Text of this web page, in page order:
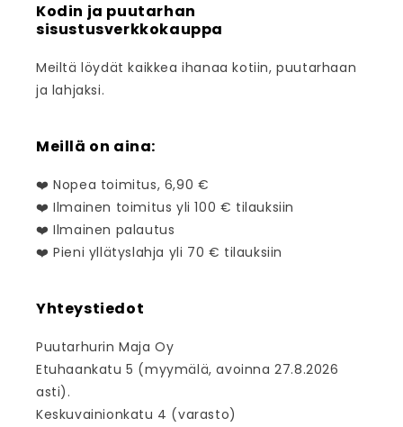
Kodin ja puutarhan
sisustusverkkokauppa
Meiltä löydät kaikkea ihanaa kotiin, puutarhaan
ja lahjaksi.
Meillä on aina:
❤️ Nopea toimitus, 6,90 €
❤️ Ilmainen toimitus yli 100 € tilauksiin
❤️ Ilmainen palautus
❤️ Pieni yllätyslahja yli 70 € tilauksiin
Yhteystiedot
Puutarhurin Maja Oy
Etuhaankatu 5 (myymälä, avoinna 27.8.2026
asti).
Keskuvainionkatu 4 (varasto)